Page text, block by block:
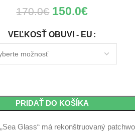
170.0€ 150.0€
VEĽKOSŤ OBUVI - EU
PRIDAŤ DO KOŠÍKA
Glass“ má rekonštruovaný